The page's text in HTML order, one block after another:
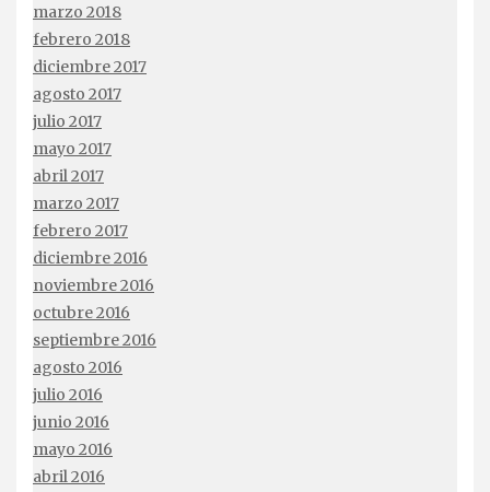
marzo 2018
febrero 2018
diciembre 2017
agosto 2017
julio 2017
mayo 2017
abril 2017
marzo 2017
febrero 2017
diciembre 2016
noviembre 2016
octubre 2016
septiembre 2016
agosto 2016
julio 2016
junio 2016
mayo 2016
abril 2016